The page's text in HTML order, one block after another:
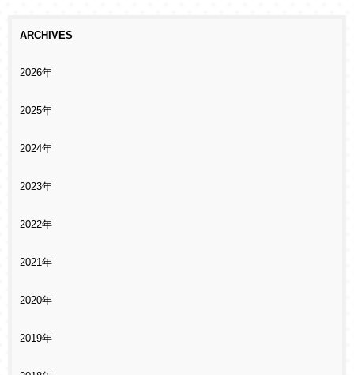
ARCHIVES
2026年
2025年
2024年
2023年
2022年
2021年
2020年
2019年